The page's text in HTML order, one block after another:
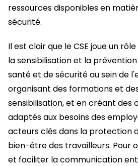
ressources disponibles en
sécurité.
Il est clair que le CSE joue un
la sensibilisation et la
santé et de sécurité au sein de
organisant des formations et
sensibilisation, et en créant des
adaptés aux besoins des
acteurs clés dans la protection
bien-être des travailleurs. Pour
et faciliter la communication